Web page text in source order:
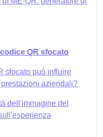
QR sfocato
sfocato può influire
aziendali?
dell'immagine del